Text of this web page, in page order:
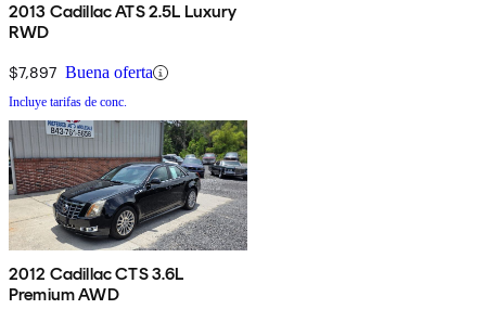
2013 Cadillac ATS 2.5L Luxury
RWD
$7,897 Buena oferta
Incluye tarifas de conc.
2012 Cadillac CTS 3.6L
Premium AWD